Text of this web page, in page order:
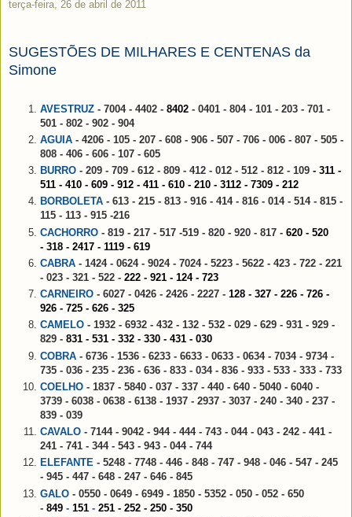
terça-feira, 26 de abril de 2011
SUGESTÕES DE MILHARES E CENTENAS da
Simone
AVESTRUZ - 7004 - 4402 - 8402 - 0401 - 804 - 101 - 203 - 701 -
501 - 802 - 902 - 904
AGUIA - 4206 - 105 - 207 - 608 - 906 - 507 - 706 - 006 - 807 - 505 -
808 - 406 - 606 - 107 - 605
BURRO - 209 - 709 - 612 - 809 - 412 - 012 - 512 - 812 - 109 - 311 -
511 - 410 - 609 - 912 - 411 - 610 - 210 - 3112 - 7309 - 212
BORBOLETA - 613 - 215 - 813 - 916 - 414 - 816 - 014 - 514 - 815 -
115 - 113 - 915 -216
CACHORRO - 819 - 217 - 517 -519 - 820 - 920 - 817 - 620 - 520
- 318 - 2417 - 1119 - 619
CABRA - 1424 - 0624 - 9024 - 7024 - 5223 - 5622 - 423 - 722 - 221
- 023 - 321 - 522 - 222 - 921 - 124 - 723
CARNEIRO - 6027 - 0426 - 2426 - 2227 - 128 - 327 - 226 - 726 -
926 - 725 - 626 - 325
CAMELO - 1932 - 6932 - 432 - 132 - 532 - 029 - 629 - 931 - 929 -
829 - 831 - 531 - 332 - 330 - 431 - 030
COBRA - 6736 - 1536 - 6233 - 6633 - 0633 - 0634 - 7034 - 9734 -
735 - 036 - 235 - 236 - 636 - 833 - 034 - 836 - 933 - 533 - 333 - 733
COELHO - 1837 - 5840 - 037 - 337 - 440 - 640 - 5040 - 6040 -
3739 - 6038 - 0638 - 6138 - 1937 - 2937 - 3037 - 240 - 340 - 237 -
839 - 039
CAVALO - 7144 - 9042 - 944 - 444 - 743 - 044 - 043 - 242 - 441 -
241 - 741 - 344 - 543 - 943 - 044 - 744
ELEFANTE - 5248 - 7748 - 446 - 848 - 747 - 948 - 046 - 547 - 245
- 945 - 447 - 648 - 247 - 646 - 845
GALO - 0550 - 0649 - 6949 - 1850 - 5352 - 050 - 052 - 650
- 849 - 151 - 251 - 252 - 250 - 350